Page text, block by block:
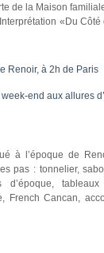
de la Maison
«Du
Renoir, à 2h de Paris
end aux allures
à l’époque de
pas : tonnelier,
d’époque,
French Cancan,